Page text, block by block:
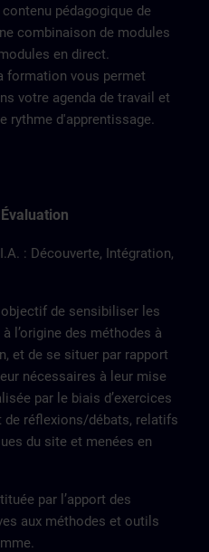
pédagogique de
combinaison de modules
en direct.
formation vous permet
votre agenda de travail et
rythme d'apprentissage.
: Découverte, Intégration,
de sensibiliser les
l’origine des méthodes à
et de se situer par rapport
nécessaires à leur mise
par le biais d’exercices
de réflexions/débats, relatifs
du site et menées en
par l’apport des
aux méthodes et outils